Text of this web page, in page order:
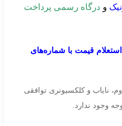
و درگاه رسمی پرداخت
قیمت با شماره‌های
نایاب و کلکسیونری توافقی
وجود ندارد.